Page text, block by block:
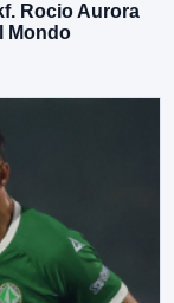
Rocio Aurora
Mondo